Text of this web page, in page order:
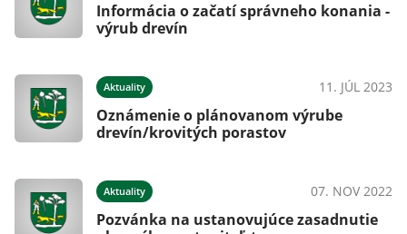
Informácia o začatí správneho konania -
výrub drevín
Aktuality 11. JÚL 2023
Oznámenie o plánovanom výrube
drevín/krovitých porastov
Aktuality 07. NOV 2022
Pozvánka na ustanovujúce zasadnutie